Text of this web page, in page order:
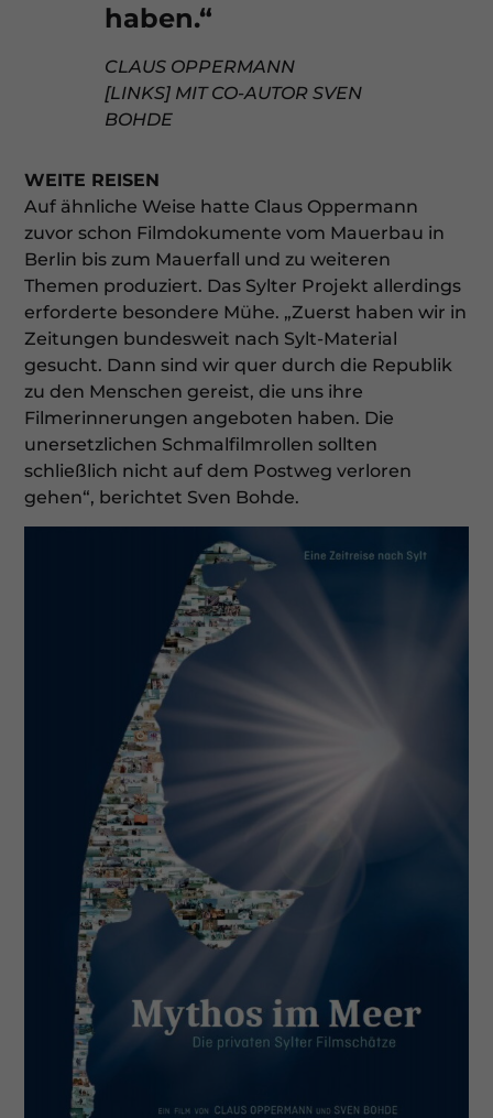
haben.“
CLAUS OPPERMANN
[LINKS] MIT CO-AUTOR SVEN
BOHDE
WEITE REISEN
Auf ähnliche Weise hatte Claus Oppermann
zuvor schon Filmdokumente vom Mauerbau in
Berlin bis zum Mauerfall und zu weiteren
Themen produziert. Das Sylter Projekt allerdings
erforderte besondere Mühe. „Zuerst haben wir in
Zeitungen bundesweit nach Sylt-Material
gesucht. Dann sind wir quer durch die Republik
zu den Menschen gereist, die uns ihre
Filmerinnerungen angeboten haben. Die
unersetzlichen Schmalfilmrollen sollten
schließlich nicht auf dem Postweg verloren
gehen“, berichtet Sven Bohde.